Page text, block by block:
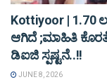
Kottiyoor | 1.70
ಆಗಿದೆ ;ಮಾಹಿತಿ ಕೊರತೆ
ಡಿಐಜಿ ಸ್ಪಷ್ಟನೆ..!!
JUNE 8, 2026